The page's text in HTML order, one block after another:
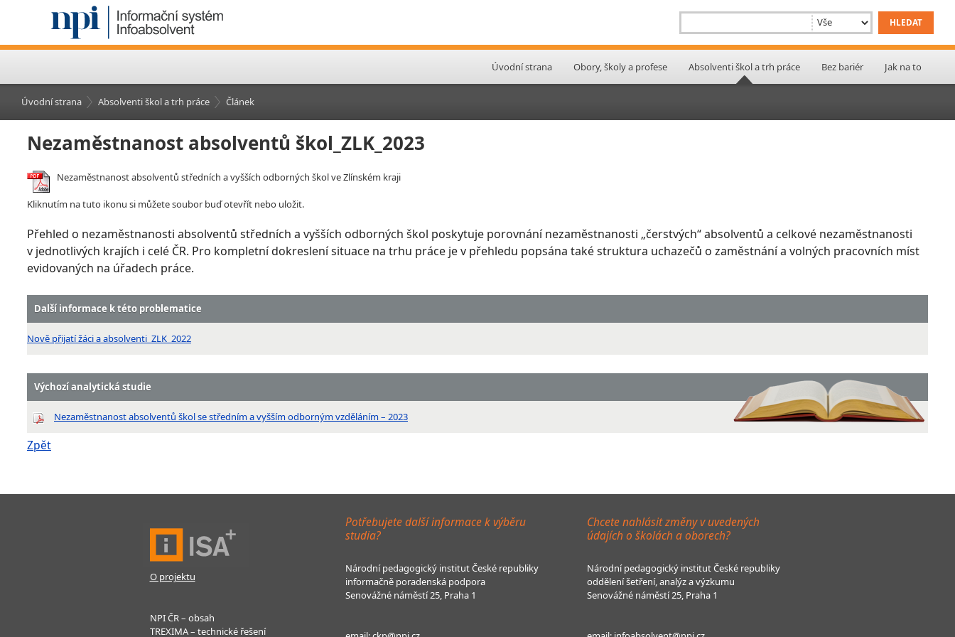
Úvodní strana Obory, školy a profese Absolventi škol a trh práce Bez bariér Jak na to
Úvodní strana Absolventi škol a trh práce Článek
Nezaměstnanost absolventů škol_ZLK_2023
Nezaměstnanost absolventů středních a vyšších odborných škol ve Zlínském kraji
Kliknutím na tuto ikonu si můžete soubor buď otevřít nebo uložit.
Přehled o nezaměstnanosti absolventů středních a vyšších odborných škol poskytuje porovnání nezaměstnanosti „čerstvých“ absolventů a celkové nezaměstnanosti
v jednotlivých krajích i celé ČR. Pro kompletní dokreslení situace na trhu práce je v přehledu popsána také struktura uchazečů o zaměstnání a volných pracovních míst
evidovaných na úřadech práce.
Další informace k této problematice
Nově přijatí žáci a absolventi_ZLK_2022
Výchozí analytická studie
Nezaměstnanost absolventů škol se středním a vyšším odborným vzděláním – 2023
Zpět
O projektu
NPI ČR – obsah
TREXIMA – technické řešení
Potřebujete další informace k výběru
studia?
Národní pedagogický institut České republiky
informačně poradenská podpora
Senovážné náměstí 25, Praha 1
Chcete nahlásit změny v uvedených
údajích o školách a oborech?
Národní pedagogický institut České republiky
oddělení šetření, analýz a výzkumu
Senovážné náměstí 25, Praha 1